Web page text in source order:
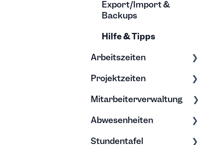
Export/Import &
Backups
Hilfe & Tipps
Arbeitszeiten
Zeiten erfassen
Zeiten bearbeiten
Projektzeiten
Erfassung &
Mitarbeiterverwaltung
Bearbeitung &
Abwesenheiten
Allgemein
Stundentafel